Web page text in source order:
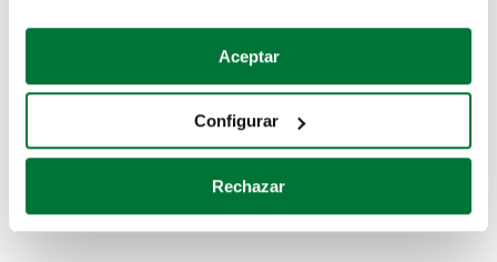
Si lo permite, también quisiéramos:
Recopilar información sobre su ubicación geográfica
Identificar su dispositivo analizándolo activamente
para buscar características específicas (huellas
Obtenga más información sobre cómo se procesan sus
Aceptar
Configurar
Rechazar
Coches de segunda mano
Coches de km0